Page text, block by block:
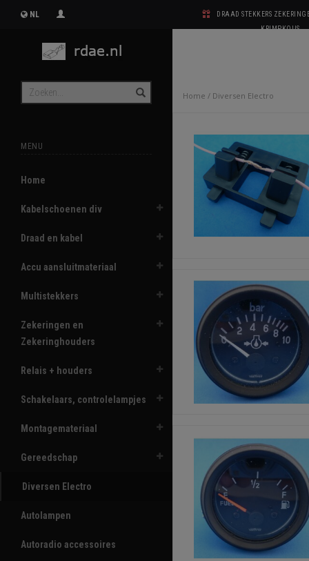
NL
DRAAD STEKKERS
KRIMPKOUS
MENU
Home
Kabelschoenen div
Draad en kabel
Accu aansluitmateriaal
Multistekkers
Zekeringen en
Zekeringhouders
Relais + houders
Schakelaars, controlelampjes
Montagemateriaal
Gereedschap
Diversen Electro
Autolampen
Autoradio accessoires
Home / Diversen Electro